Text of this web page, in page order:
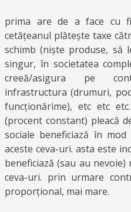
prima are de a face cu
cetățeanul plătește taxe
schimb (niște produse, să
singur, în societatea
creeă/asigura pe
infrastructura (drumuri,
funcționărime), etc etc
(procent constant) pleacă
sociale beneficiază în
aceste ceva-uri. asta este
beneficiază (sau au
ceva-uri. prin urmare
proporțional, mai mare.